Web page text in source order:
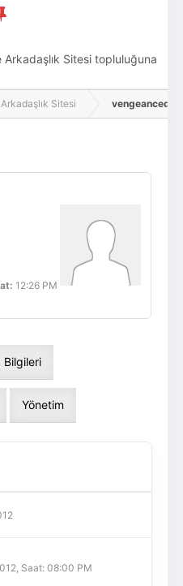
Sitesi topluluğuna
katılmak istersen kayıt
Sitesi vengeanced,
12:26 PM
Bilgileri
Yönetim
Saat: 08:00 PM